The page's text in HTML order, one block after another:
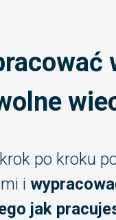
po kroku
i
jak